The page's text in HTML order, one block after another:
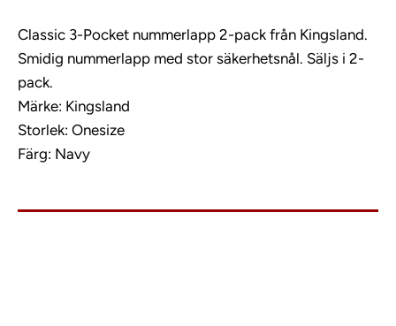
Classic 3-Pocket nummerlapp 2-pack från Kingsland.
Smidig nummerlapp med stor säkerhetsnål. Säljs i 2-
pack.
Märke: Kingsland
Storlek: Onesize
Färg: Navy